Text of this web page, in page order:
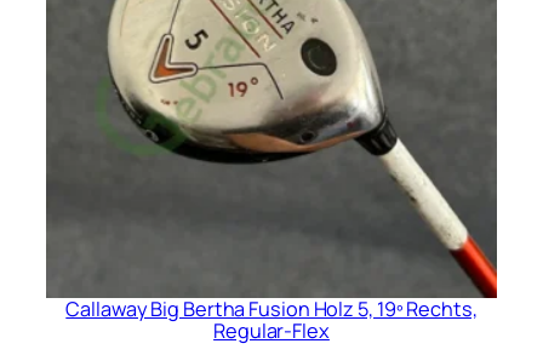
Callaway Big Bertha Fusion Holz 5, 19º Rechts,
Regular-Flex